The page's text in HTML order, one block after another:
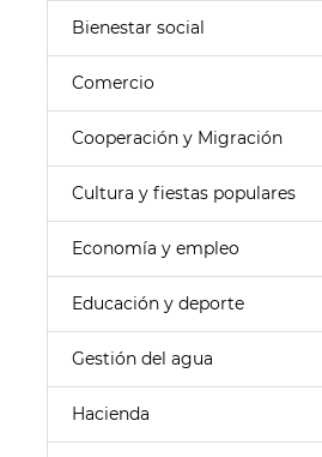
Bienestar social
Comercio
Cooperación y Migración
Cultura y fiestas populares
Economía y empleo
Educación y deporte
Gestión del agua
Hacienda